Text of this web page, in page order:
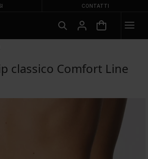
CONTATTI
classico Comfort Line